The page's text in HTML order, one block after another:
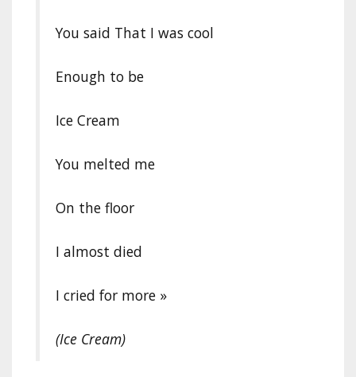
You said That I was cool
Enough to be
Ice Cream
You melted me
On the floor
I almost died
I cried for more »
(Ice Cream)